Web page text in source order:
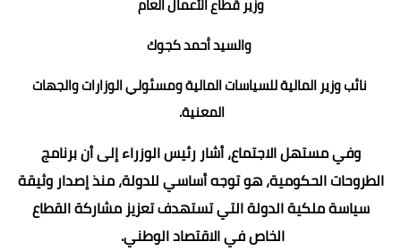
والسيد أحمد كجوك
نائب وزير المالية للسياسات المالية ومسئولي الوزارات والجهات
المعنية.
وفي مستهل الاجتماع، أشار رئيس الوزراء إلى أن برنامج
الطروحات الحكومية، هو توجه أساسي للدولة، منذ إصدار وثيقة
سياسة ملكية الدولة التي تستهدف تعزيز مشاركة القطاع
الخاص في الاقتصاد الوطني.